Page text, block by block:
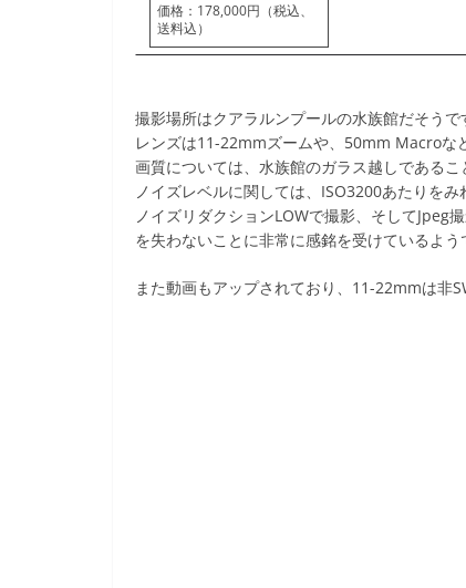
価格：178,000円（税込、
送料込）
撮影場所はクアラルンプールの水族館だそうで
レンズは11-22mmズームや、50mm Macroな
画質については、水族館のガラス越しである
ノイズレベルに関しては、ISO3200あたりを
ノイズリダクションLOWで撮影、そしてJpeg
を失わないことに非常に感銘を受けているよう
また動画もアップされており、11-22mmは非